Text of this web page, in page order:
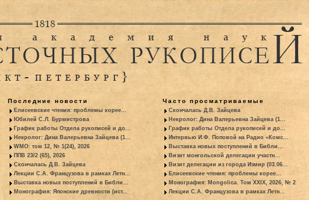
Последние новости
Елисеевские чтения: проблемы корее...
Юбилей С.Л. Бурмистрова
График работы Отдела рукописей и до...
Некролог: Дина Валерьевна Зайцева (1...
WMO: том 12, № 1(24), 2026
ППВ 23/2 (65), 2026
Скончалась Д.В. Зайцева
Лекции С.А. Французова в рамках Летн...
Выставка новых поступлений в Библи...
Монография: Японские древности (ист...
Часто просматриваемые
Скончалась Д.В. Зайцева
Некролог: Дина Валерьевна Зайцева (1...
График работы Отдела рукописей и до...
Интервью И.Ф. Поповой на Радио «Комс...
Выставка новых поступлений в Библи...
Визит монгольской делегации участн...
Визит делегации из города Измир (03.06...
Елисеевские чтения: проблемы корее...
Монография: Mongolica. Том XXIX, 2026, № 2
Лекции С.А. Французова в рамках Летн...